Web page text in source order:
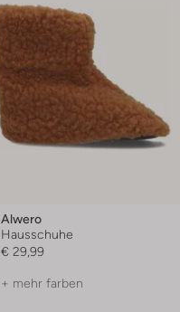
Alwero
Hausschuhe
€ 29,99
+ mehr farben